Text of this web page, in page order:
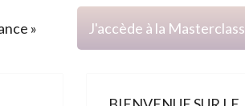
» J'accède à la Masterclass